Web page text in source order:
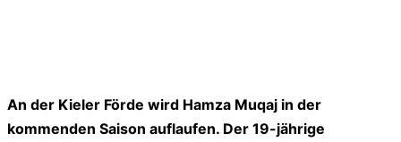
An der Kieler Förde wird Hamza Muqaj in der
kommenden Saison auflaufen. Der 19-jährige